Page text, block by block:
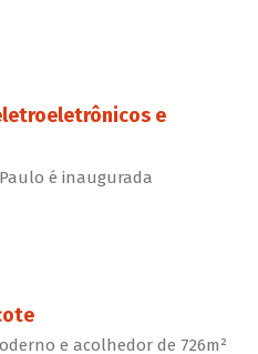
e
é inaugurada
e acolhedor de 726m²